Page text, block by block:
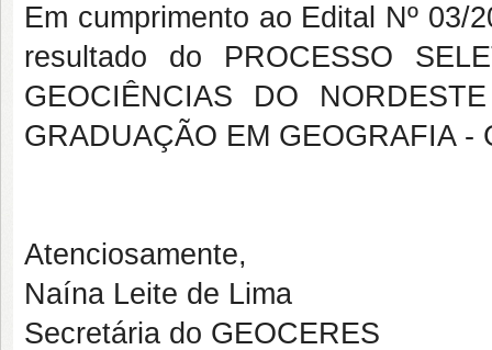
Em cumprimento ao Edital Nº 03/
resultado do PROCESSO
GEOCIÊNCIAS DO
GRADUAÇÃO EM GEOGRAFIA -
Atenciosamente,
Naína Leite de Lima
Secretária do GEOCERES